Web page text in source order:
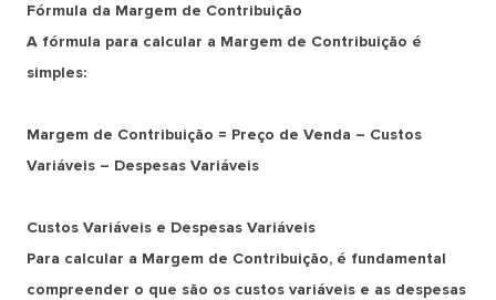
Fórmula da Margem de Contribuição
A fórmula para calcular a Margem de Contribuição é
simples:
Margem de Contribuição = Preço de Venda – Custos
Variáveis – Despesas Variáveis
Custos Variáveis e Despesas Variáveis
Para calcular a Margem de Contribuição, é fundamental
compreender o que são os custos variáveis e as despesas